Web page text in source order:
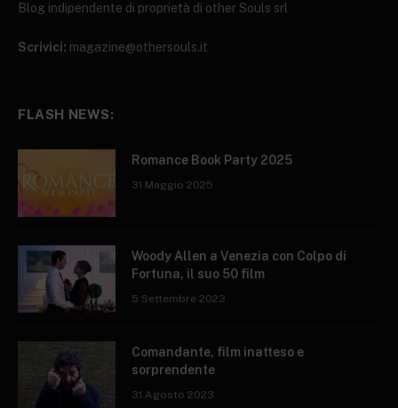
Blog indipendente di proprietà di other Souls srl
Scrivici: magazine@othersouls.it
FLASH NEWS:
Romance Book Party 2025
31 Maggio 2025
Woody Allen a Venezia con Colpo di
Fortuna, il suo 50 film
5 Settembre 2023
Comandante, film inatteso e
sorprendente
31 Agosto 2023